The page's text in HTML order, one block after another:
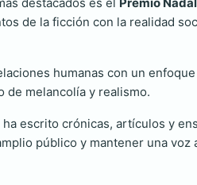
de la ficción con la realidad
humanas con un
de melancolía y realismo.
escrito crónicas, artículos y
público y mantener una voz